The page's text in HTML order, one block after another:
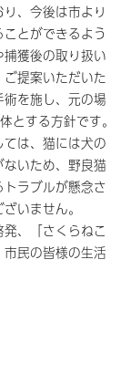
、今後は市より
とができるよう
獲後の取り扱い
提案いただいた
を施し、元の場
とする方針です。
は、猫には犬の
いため、野良猫
ラブルが懸念さ
いません。
、「さくらねこ
民の皆様の生活